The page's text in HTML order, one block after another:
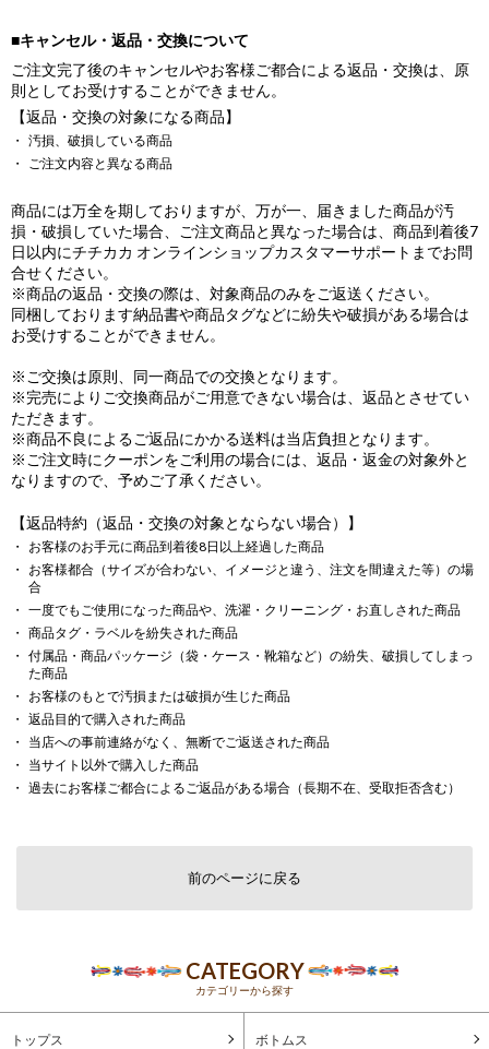
■キャンセル・返品・交換について
ご注文完了後のキャンセルやお客様ご都合による返品・交換は、原
則としてお受けすることができません。
【返品・交換の対象になる商品】
汚損、破損している商品
ご注文内容と異なる商品
商品には万全を期しておりますが、万が一、届きました商品が汚
損・破損していた場合、ご注文商品と異なった場合は、商品到着後7
日以内にチチカカ オンラインショップカスタマーサポートまでお問
合せください。
※商品の返品・交換の際は、対象商品のみをご返送ください。
同梱しております納品書や商品タグなどに紛失や破損がある場合は
お受けすることができません。
※ご交換は原則、同一商品での交換となります。
※完売によりご交換商品がご用意できない場合は、返品とさせてい
ただきます。
※商品不良によるご返品にかかる送料は当店負担となります。
※ご注文時にクーポンをご利用の場合には、返品・返金の対象外と
なりますので、予めご了承ください。
【返品特約（返品・交換の対象とならない場合）】
お客様のお手元に商品到着後8日以上経過した商品
お客様都合（サイズが合わない、イメージと違う、注文を間違えた等）の場
合
一度でもご使用になった商品や、洗濯・クリーニング・お直しされた商品
商品タグ・ラベルを紛失された商品
付属品・商品パッケージ（袋・ケース・靴箱など）の紛失、破損してしまっ
た商品
お客様のもとで汚損または破損が生じた商品
返品目的で購入された商品
当店への事前連絡がなく、無断でご返送された商品
当サイト以外で購入した商品
過去にお客様ご都合によるご返品がある場合（長期不在、受取拒否含む）
前のページに戻る
CATEGORY
カテゴリーから探す
トップス ボトムス